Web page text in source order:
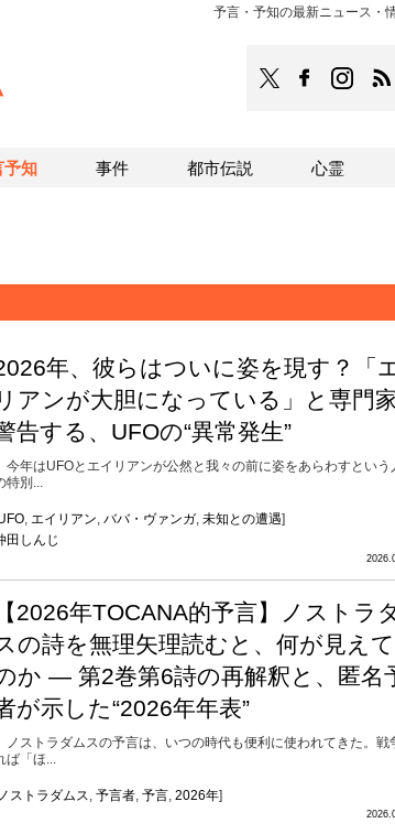
予言・予知の最新ニュース・
TOCANAの
年、彼らはついに姿を現す？「
アンが大胆になっている」と専門
告する、UFOの“異常発生”
年はUFOとエイリアンが公然と我々の前に姿をあらわすという
特別...
, エイリアン, ババ・ヴァンガ, 未知との遭遇]
田しんじ
2026年TOCANA的予言】ノストラ
の詩を無理矢理読むと、何が見え
か — 第2巻第6詩の再解釈と、匿名
が示した“2026年年表”
ストラダムスの予言は、いつの時代も便利に使われてきた。戦
ば「ほ...
ストラダムス, 予言者, 予言, 2026年]
予知 事件 都市伝説 心霊